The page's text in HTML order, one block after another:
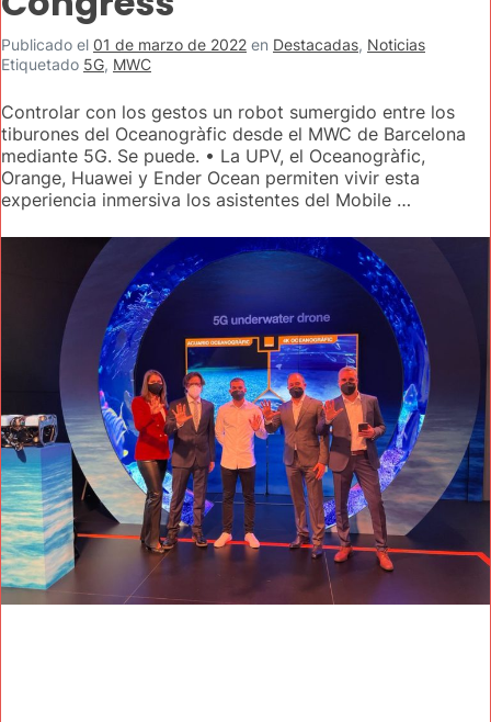
Publicado el 01 de marzo de 2022 en Destacadas, Noticias
Etiquetado 5G, MWC
Controlar con los gestos un robot sumergido entre los
tiburones del Oceanogràfic desde el MWC de Barcelona
mediante 5G. Se puede. • La UPV, el Oceanogràfic,
Orange, Huawei y Ender Ocean permiten vivir esta
experiencia inmersiva los asistentes del Mobile …